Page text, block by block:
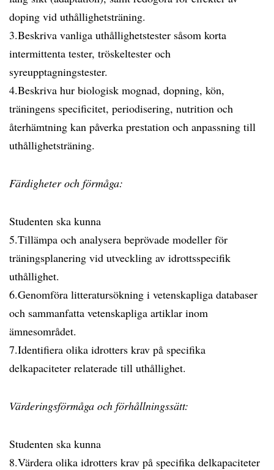
doping vid uthållighetsträning.
3.Beskriva vanliga uthållighetstester såsom korta
intermittenta tester, tröskeltester och
syreupptagningstester.
4.Beskriva hur biologisk mognad, dopning, kön,
träningens specificitet, periodisering, nutrition och
återhämtning kan påverka prestation och anpassning till
uthållighetsträning.
Färdigheter och förmåga:
Studenten ska kunna
5.Tillämpa och analysera beprövade modeller för
träningsplanering vid utveckling av idrottsspecifik
uthållighet.
6.Genomföra litteratursökning i vetenskapliga databaser
och sammanfatta vetenskapliga artiklar inom
ämnesområdet.
7.Identifiera olika idrotters krav på specifika
delkapaciteter relaterade till uthållighet.
Värderingsförmåga och förhållningssätt:
Studenten ska kunna
8.Värdera olika idrotters krav på specifika delkapaciteter